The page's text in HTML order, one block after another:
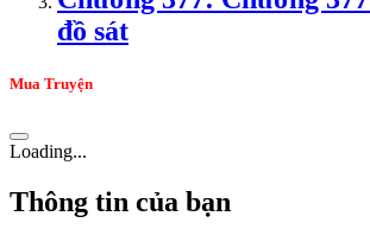
đồ sát
Mua Truyện
Loading...
Thông tin của bạn